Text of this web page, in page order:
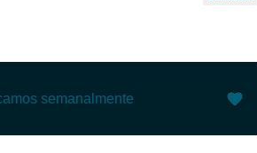
semanalmente